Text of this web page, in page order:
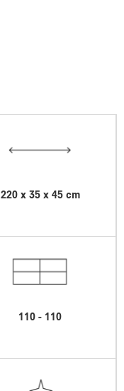
220 x 35 x 45 cm
110 - 110